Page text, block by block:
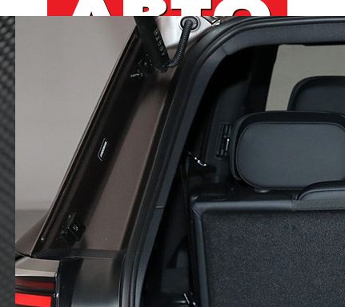
Рассылка
Лучшие материалы Авторевю — в
вашем почтовом ящике
Предоставляя e-mail, вы подтверждаете
свое согласие с условиями
политики